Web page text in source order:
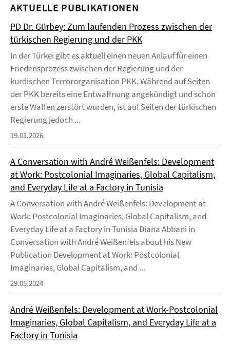
AKTUELLE PUBLIKATIONEN
PD Dr. Gürbey: Zum laufenden Prozess zwischen der
türkischen Regierung und der PKK
In der Türkei gibt es aktuell einen neuen Anlauf für einen
Friedensprozess zwischen der Regierung und der
kurdischen Terrororganisation PKK. Während auf Seiten
der PKK bereits eine Entwaffnung angekündigt und schon
erste Waffen zerstört wurden, ist auf Seiten der türkischen
Regierung jedoch ...
19.01.2026
A Conversation with André Weißenfels: Development
at Work: Postcolonial Imaginaries, Global Capitalism,
and Everyday Life at a Factory in Tunisia
A Conversation with André Weißenfels: Development at
Work: Postcolonial Imaginaries, Global Capitalism, and
Everyday Life at a Factory in Tunisia Diana Abbani in
Conversation with André Weißenfels about his New
Publication Development at Work: Postcolonial
Imaginaries, Global Capitalism, and ...
29.05.2024
André Weißenfels: Development at Work-Postcolonial
Imaginaries, Global Capitalism, and Everyday Life at a
Factory in Tunisia